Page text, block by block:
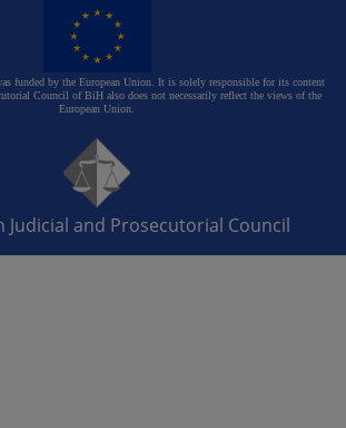
funded by the European Union. It is solely responsible for its content
Council of BiH also does not necessarily reflect the views of the
European Union.
Judicial and Prosecutorial Council